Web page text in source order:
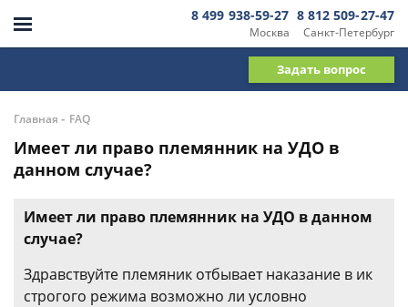
Москва
8 499 938-59-27
Санкт-Петербург
8 812 509-27-47
Задать вопрос
Главная - FAQ
Имеет ли право племянник на УДО в
данном случае?
Имеет ли право племянник на УДО в данном
случае?
Здравствуйте племяник отбывает наказание в ик
строгого режима возможно ли условно